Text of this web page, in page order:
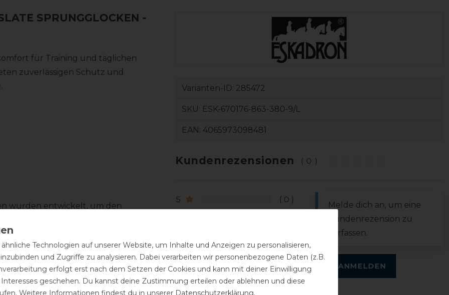
SPRUNGGLOCKEN -
für Training und täglichen
zuverlässigen Schutz und
wurden entwickelt, um den
zu schützen. Das robuste Softslate
sich ideal für den täglichen Einsatz im
für angenehmen Tragekomfort und
oder Berührung. Dadurch werden
Varianten-ID: 285472
SKU: ESK-670176-863-380-9/L
EAN: 4065973098481
Kundenrezensionen (0)
5
0
2
0
1
0
Melde dich an, um eine
Kundenrezension zu
verfassen.
ANMELDEN
Technologien auf unserer Website, um Inhalte und Anzeigen zu personalisieren,
und Zugriffe zu analysieren. Dabei verarbeiten wir personenbezogene Daten (z.B.
erfolgt erst nach dem Setzen der Cookies und kann mit deiner Einwilligung
geschehen. Du kannst deine Zustimmung erteilen oder ablehnen und diese
Weitere Informationen findest du in unserer Daten­schutz­erklärung.